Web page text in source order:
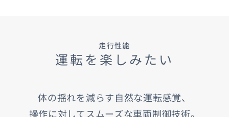
走行性能
運転を楽しみたい
体の揺れを減らす自然な運転感覚、
操作に対してスムーズな車両制御技術。​